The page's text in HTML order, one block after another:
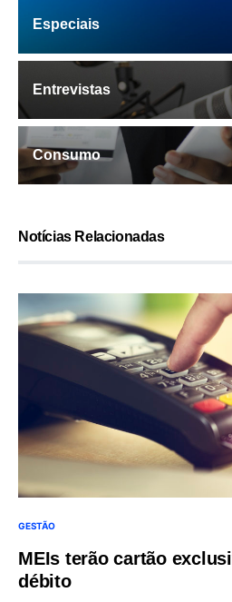
Especiais
Entrevistas
Consumo
Notícias Relacionadas
GESTÃO
MEIs terão cartão
débito